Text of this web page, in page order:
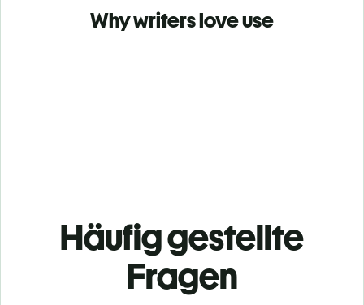
Why writers love use
Häufig gestellte
Fragen